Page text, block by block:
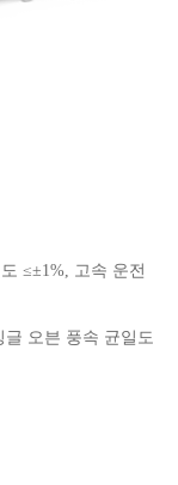
≤±1%, 고속 운전
오븐 풍속 균일도